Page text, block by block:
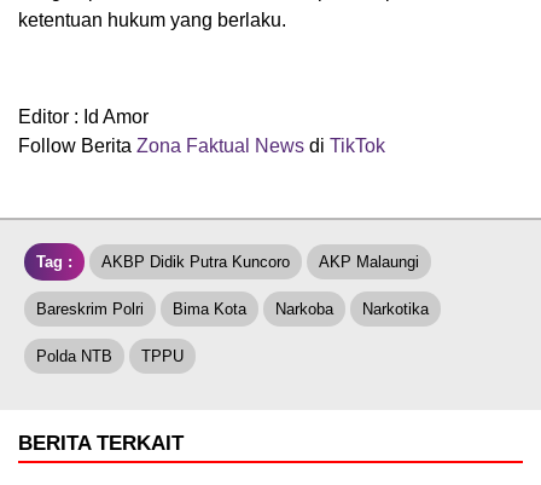
ketentuan hukum yang berlaku.
Editor : Id Amor
Follow Berita Zona Faktual News di TikTok
Tag : AKBP Didik Putra Kuncoro AKP Malaungi
Bareskrim Polri Bima Kota Narkoba Narkotika
Polda NTB TPPU
BERITA TERKAIT